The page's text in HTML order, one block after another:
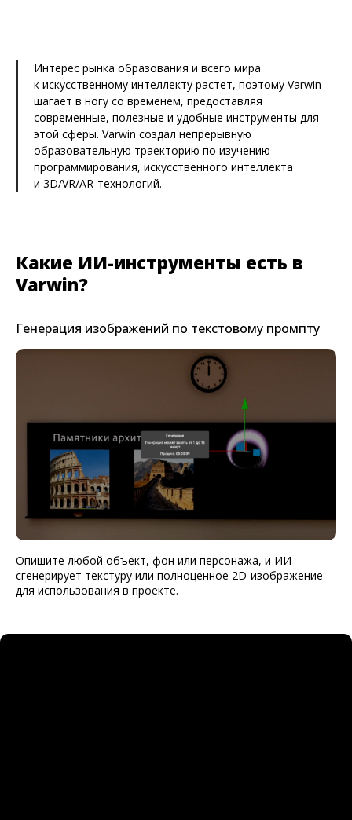
Интерес рынка образования и всего мира
к искусственному интеллекту растет, поэтому Varwin
шагает в ногу со временем, предоставляя
современные, полезные и удобные инструменты для
этой сферы. Varwin создал непрерывную
образовательную траекторию по изучению
программирования, искусственного интеллекта
и 3D/VR/AR-технологий.
Какие ИИ-инструменты есть в
Varwin?
Генерация изображений по текстовому промпту
Опишите любой объект, фон или персонажа, и ИИ
сгенерирует текстуру или полноценное 2D-изображение
для использования в проекте.